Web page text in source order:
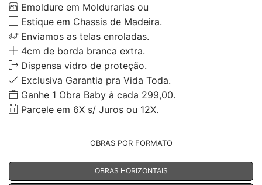
Emoldure em Moldurarias ou
Estique em Chassis de Madeira.
Enviamos as telas enroladas.
4cm de borda branca extra.
Dispensa vidro de proteção.
Exclusiva Garantia pra Vida Toda.
Ganhe 1 Obra Baby à cada 299,00.
Parcele em 6X s/ Juros ou 12X.
OBRAS POR FORMATO
OBRAS HORIZONTAIS